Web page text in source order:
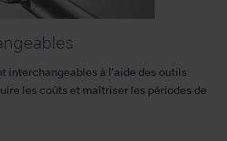
interchangeables à l’aide des outils
les coûts et maîtriser les périodes de